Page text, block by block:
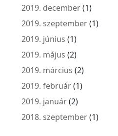
2019. december(1)
2019. szeptember(1)
2019. június (1)
2019. május (2)
2019. március (2)
2019. február(1)
2019. január(2)
2018. szeptember(1)